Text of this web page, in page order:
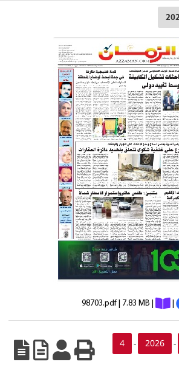
98703.pdf | 7.83 MB |
-
2026
-
4